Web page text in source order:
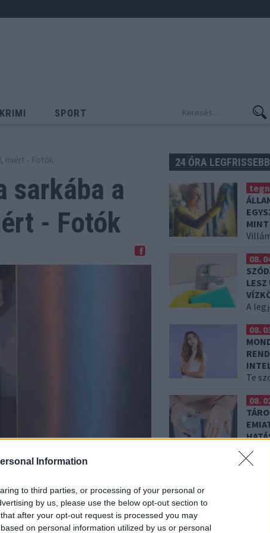
Information
to third parties, or processing of your personal or
by us, please use the below opt-out section to
after your opt-out request is processed you may
on personal information utilized by us or personal
KRIMI SPORT
miért - Fotók
sarkába a
- Fotók
24 ÓRA
MINT
08.
LESZ
A
08.
Te
08.
EGYRE TÖBB
A VITAMINHIÁNY –
Erre figyelj!
07. 31.
NEM A